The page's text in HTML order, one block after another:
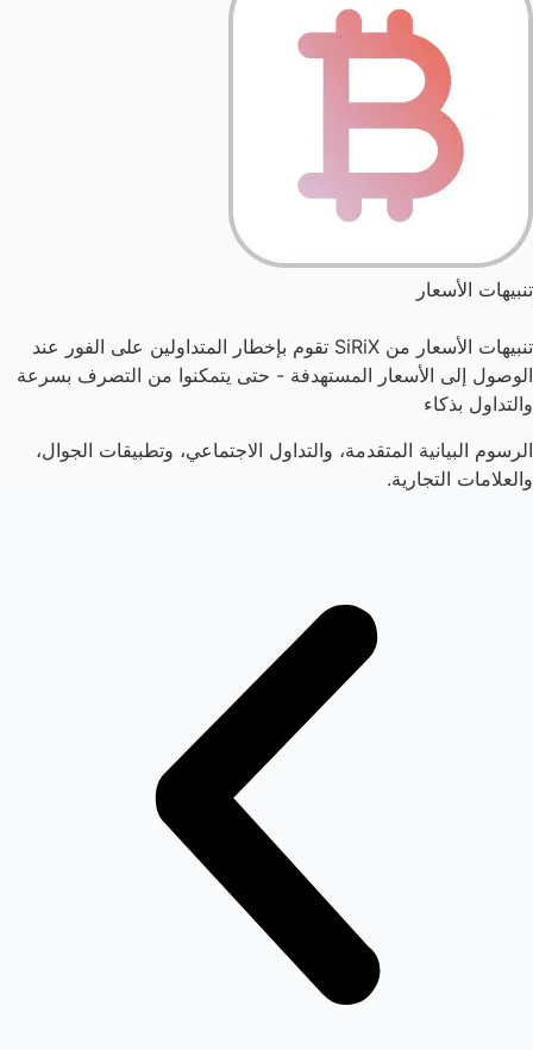
تنبيهات الأسعار
تنبيهات الأسعار من SiRiX تقوم بإخطار المتداولين على الفور عند
الوصول إلى الأسعار المستهدفة - حتى يتمكنوا من التصرف بسرعة
والتداول بذكاء
الرسوم البيانية المتقدمة، والتداول الاجتماعي، وتطبيقات الجوال،
والعلامات التجارية.